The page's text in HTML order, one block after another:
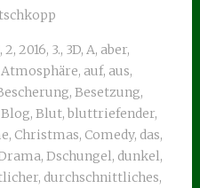
, 2, 2016, 3., 3D, A, aber,
Atmosphäre, auf, aus,
, Besetzung,
Blog, Blut, bluttriefender,
, Christmas, Comedy, das,
, Dschungel, dunkel,
, durchschnittliches,